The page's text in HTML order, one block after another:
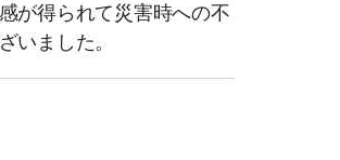
が得られて災害時への不
いました。